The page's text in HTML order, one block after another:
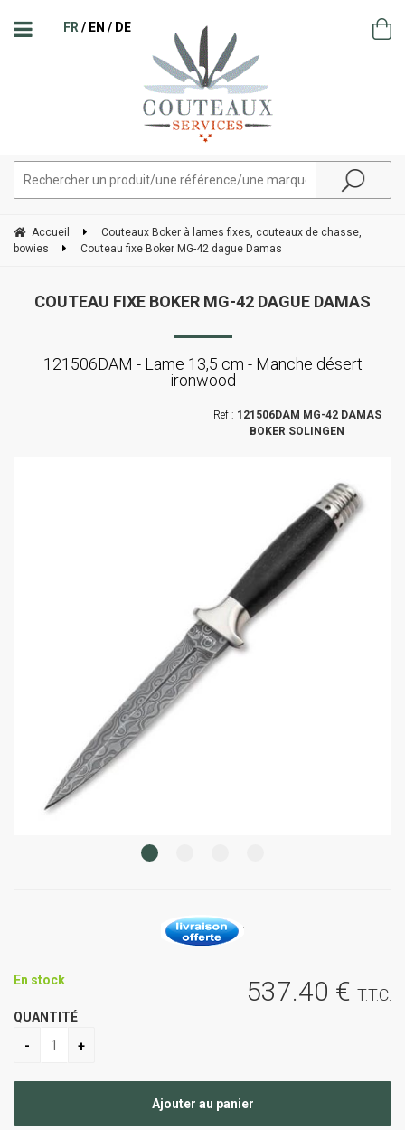
FR EN DE
Accueil
Couteaux Boker à lames fixes, couteaux de chasse,
bowies
Couteau fixe Boker MG-42 dague Damas
COUTEAU FIXE BOKER MG-42 DAGUE DAMAS
121506DAM - Lame 13,5 cm - Manche désert
ironwood
121506DAM MG-42 DAMAS
BOKER SOLINGEN
537.40 € T.T.C.
En stock
QUANTITÉ